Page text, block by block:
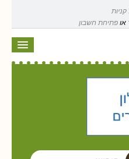
אופתיחת חשבון